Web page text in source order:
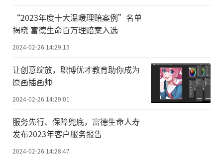
“2023年度十大温暖理赔案例”名单
揭晓 富德生命百万理赔案入选
2024-02-26 14:29:15
让创意绽放，职博优才教育助你成为
原画插画师
2024-02-26 14:29:01
服务先行、保障兜底，富德生命人寿
发布2023年客户服务报告
2024-02-26 14:28:47